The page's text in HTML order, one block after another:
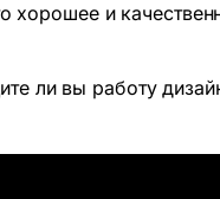
хорошее и
ли вы работу